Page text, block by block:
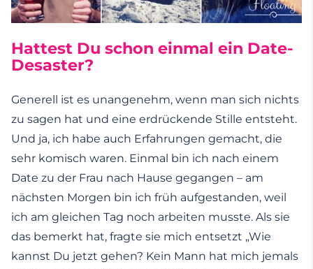
Hattest Du schon einmal ein Date-
Desaster?
Generell ist es unangenehm, wenn man sich nichts
zu sagen hat und eine erdrückende Stille entsteht.
Und ja, ich habe auch Erfahrungen gemacht, die
sehr komisch waren. Einmal bin ich nach einem
Date zu der Frau nach Hause gegangen – am
nächsten Morgen bin ich früh aufgestanden, weil
ich am gleichen Tag noch arbeiten musste. Als sie
das bemerkt hat, fragte sie mich entsetzt „Wie
kannst Du jetzt gehen? Kein Mann hat mich jemals